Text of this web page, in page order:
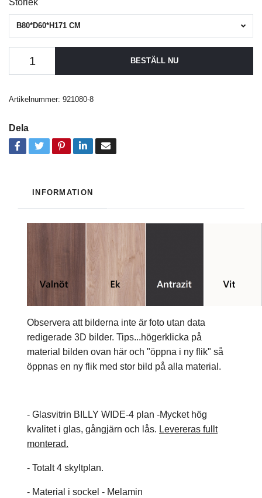
Storlek
B80*D60*H171 CM
BESTÄLL NU
Artikelnummer: 921080-8
Dela
INFORMATION
Observera att bilderna inte är foto utan data
redigerade 3D bilder. Tips...högerklicka på
material bilden ovan här och "öppna i ny flik" så
öppnas en ny flik med stor bild på alla material.
- Glasvitrin BILLY WIDE-4 plan -Mycket hög
kvalitet i glas, gångjärn och lås. Levereras fullt
monterad.
- Totalt 4 skyltplan.
- Material i sockel - Melamin